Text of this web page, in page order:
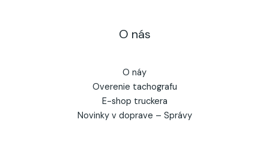
O nás
O náy
Overenie tachografu
E-shop truckera
Novinky v doprave – Správy